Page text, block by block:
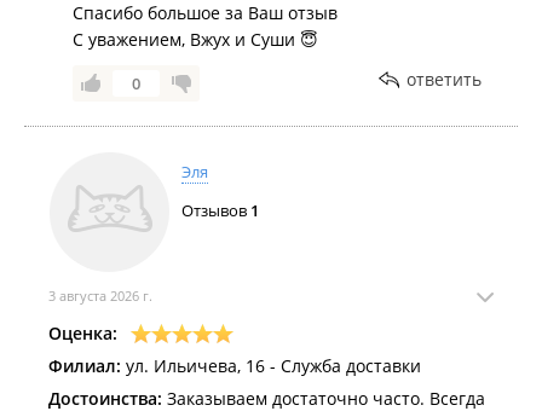
Спасибо большое за Ваш отзыв
С уважением, Вжух и Суши 😇
0 ответить
Эля
Отзывов 1
3 августа 2026 г.
Оценка:
Филиал: ул. Ильичева, 16 - Служба доставки
Достоинства: Заказываем достаточно часто. Всегда